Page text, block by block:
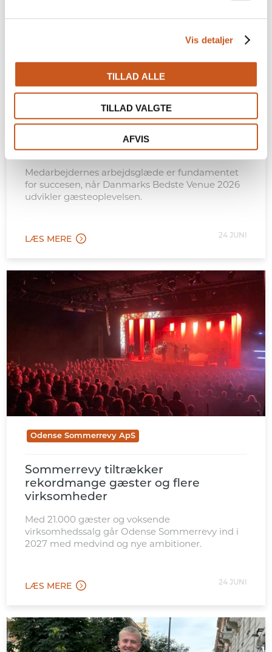
Vis detaljer
TILLAD ALLE
TILLAD VALGTE
AFVIS
Storebælt Sinatur Hotel & Konference
Storebælt Sinatur Hotel &
Konference udvikler værtskabet
indefra
Medarbejdernes arbejdsglæde er fundamentet
for succesen, når Danmarks Bedste Venue 2026
udvikler gæsteoplevelsen.
LÆS MERE 24 JUNI
Odense Sommerrevy ApS
Sommerrevy tiltrækker
rekordmange gæster og flere
virksomheder
Med 21.000 gæster og voksende
virksomhedssalg går Odense Sommerrevy ind i
2027 med medvind og nye ambitioner.
LÆS MERE 24 JUNI